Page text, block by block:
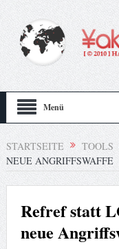
Menü
STARTSEITE TOOLS
NEUE ANGRIFFSWAFFE
Refref statt
neue